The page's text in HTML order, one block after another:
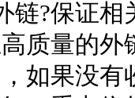
?保证相
质量的
如果没